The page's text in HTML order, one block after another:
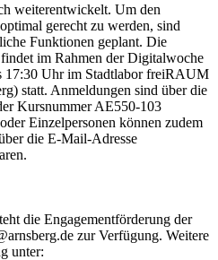
weiterentwickelt. Um den
gerecht zu werden, sind
Funktionen geplant. Die
im Rahmen der Digitalwoche
17:30 Uhr im Stadtlabor freiRAUM
statt. Anmeldungen sind über die
Kursnummer AE550-103
Einzelpersonen können zudem
die E-Mail-Adresse
die Engagementförderung der
zur Verfügung. Weitere
unter: